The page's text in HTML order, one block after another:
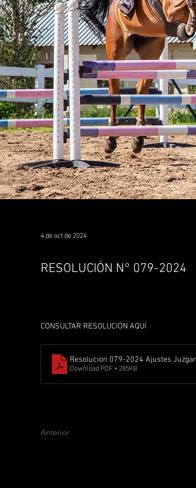
4 de oct de 2024
RESOLUCIÓN N° 079-2024
CONSULTAR RESOLUCIÓN AQUÍ
Resolucion 079-2024 Ajustes
Download PDF • 285KB
Anterior